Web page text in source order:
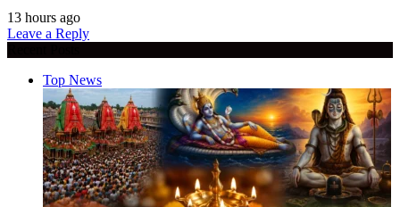
13 hours ago
Leave a Reply
Top News